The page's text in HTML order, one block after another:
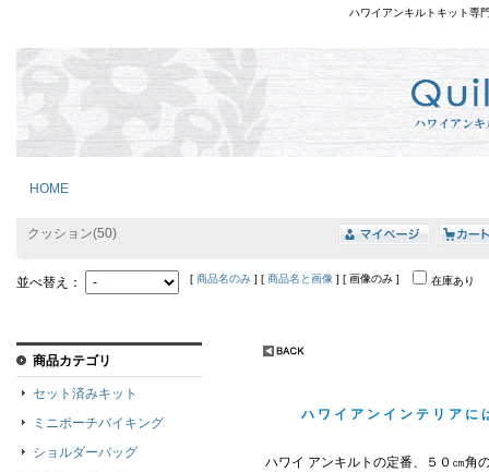
ハワイアンキルトキット専
HOME
クッション(50)
並べ替え： [ 商品名のみ ] [ 商品名と画像 ] [ 画像のみ ] 在庫あり
ハワイアンインテリアに
ハワイ アンキルトの定番、５０㎝角
商品カテゴリ
セット済みキット
ミニポーチバイキング
ショルダーバッグ